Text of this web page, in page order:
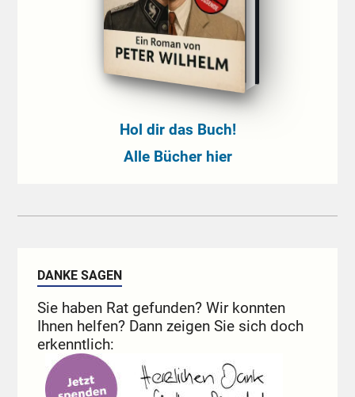
Hol dir das Buch!
Alle Bücher hier
DANKE SAGEN
Sie haben Rat gefunden? Wir konnten
Ihnen helfen? Dann zeigen Sie sich doch
erkenntlich: